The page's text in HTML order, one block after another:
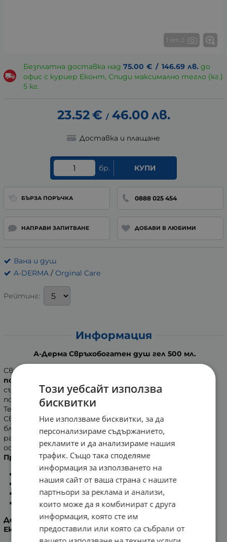
1 от 2
Безплатна доставка над 75.00 € / 146.69 лв. до
офис с куриер Еконт, Спиди максимално тегло (кг.)
5 кг.
23.52€ / 46.00 лв.
Доставка и плащане
бр. КУПИ
БЪРЗА ПОРЪЧКА 0888 025 454
НАПРАВИ ЗАПИТВАНЕ ДОБАВИ В ЛЮБИМИ
Вана и душ
A-DERMA / Orginal Care
Рейтинг:
Информация
А-Дерма Свръхобогатен душ гел 500 мл.
Свръхобогатен душ гел
подхранва сухата кожа още
под душа.
същевременно подхранва и защитава кожата. Нежно
почиства и оставя деликатен аромат на цветя.
Течната формула създава приятна пяна.
Свръхобогатени агенти, които омекотяват кожата
благодарение на богатото си съдържание на
растителни масла. Релипидиращите съставки
оставят защитен филм върху кожата.
Предимства:
24 часа хидратация.
Без сапун.
Предназначен за ежедневна хигиена.
Идеален продукт за непатологично суха кожа.
Действие на активните съставки:
Екстракт от кълнове на Овес Rhealba
Този уебсайт използва
бисквитки
Ние използваме бисквитки, за да
персонализираме съдържанието,
рекламите и да анализираме нашия
трафик. Също така споделяме
информация за използването на
нашия сайт от ваша страна с нашите
партньори за реклама и анализи,
които може да я комбинират с друга
информация, която сте им
предоставили или която са събрали от